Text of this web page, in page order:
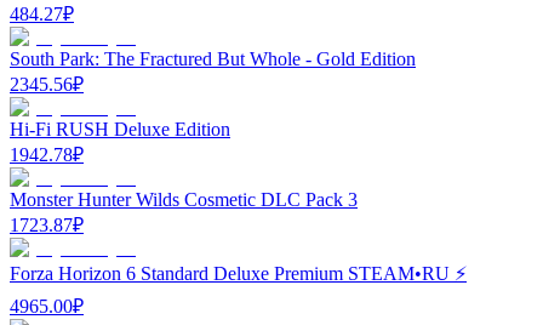
484.27₽
South Park: The Fractured But Whole - Gold Edition
2345.56₽
Hi-Fi RUSH Deluxe Edition
1942.78₽
Monster Hunter Wilds Cosmetic DLC Pack 3
1723.87₽
Forza Horizon 6 Standard Deluxe Premium STEAM•RU ⚡️
4965.00₽